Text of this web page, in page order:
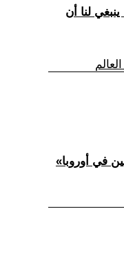
لنا أن